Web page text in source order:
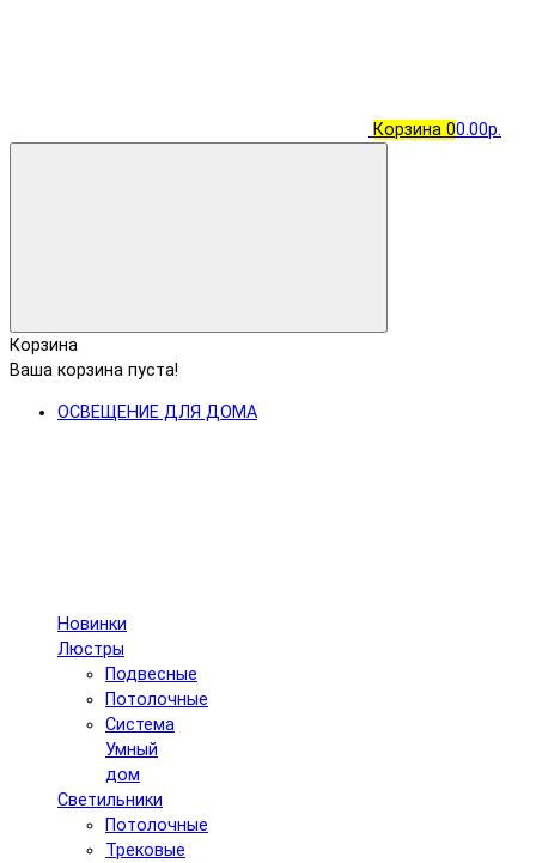
Корзина 00.00р.
Корзина
Ваша корзина пуста!
ОСВЕЩЕНИЕ ДЛЯ ДОМА
Новинки
Люстры
Подвесные
Потолочные
Система
Умный
дом
Светильники
Потолочные
Трековые